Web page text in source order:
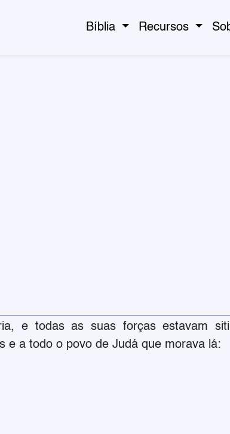
Bíblia Recursos
e todas as suas forças estavam
e a todo o povo de Judá que morava lá: